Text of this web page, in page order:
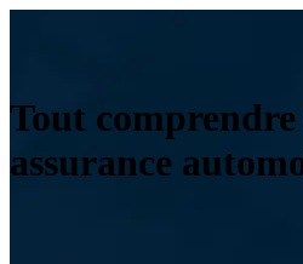
Tout
assurance